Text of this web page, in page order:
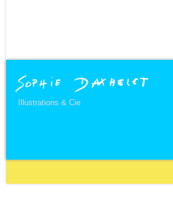
Illustrations & Cie